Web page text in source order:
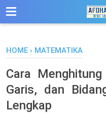
-->
HOME › MATEMATIKA
Cara
Garis, dan
Lengkap